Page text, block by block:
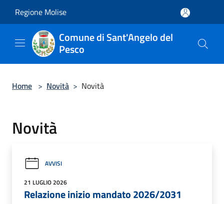
Regione Molise
Comune di Sant'Angelo del
Pesco
Home > Novità > Novità
Novità
AVVISI
21 LUGLIO 2026
Relazione inizio mandato 2026/2031